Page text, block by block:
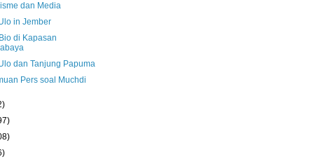
dan Media
in Jember
di Kapasan
dan Tanjung Papuma
Pers soal Muchdi